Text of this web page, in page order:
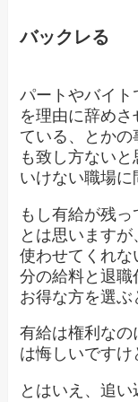
バックレる
パートやバイト
を理由に辞め
ている、とか
も致し方ない
いけない職場に
もし有給が残
とは思います
使わせてくれ
分の給料と退職
お得な方を選ぶ
有給は権利な
は悔しいですけ
とはいえ、追